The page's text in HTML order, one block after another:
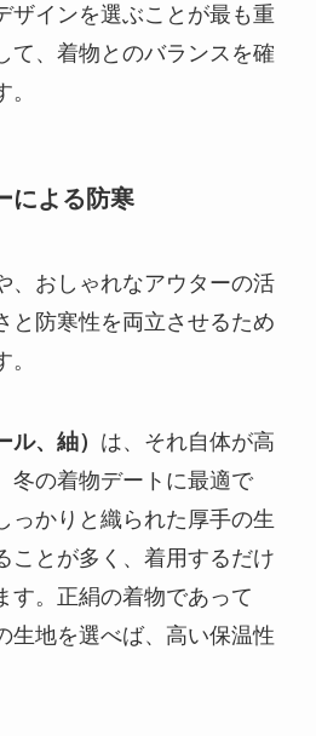
ザインを選ぶことが最も重
て、着物とのバランスを確
による防寒
、おしゃれなアウターの活
と防寒性を両立させるため
、紬） は、それ自体が高
冬の着物デートに最適で
っかりと織られた厚手の生
ことが多く、着用するだけ
す。正絹の着物であって
生地を選べば、高い保温性